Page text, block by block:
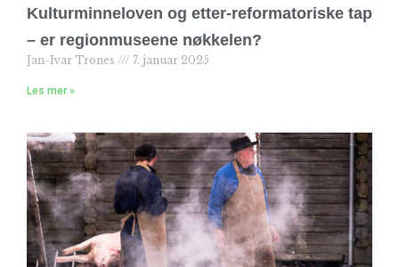
Kulturminneloven og etter-reformatoriske tap
– er regionmuseene nøkkelen?
Jan-Ivar Trones 7. januar 2025
Les mer »